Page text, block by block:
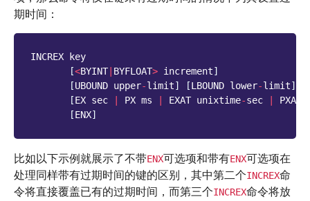
期时间：
INCREX
key
[<BYINT| BYFLOAT> increment]
[UBOUND upper-limit] [LBOUND lower-limit]
[EX sec PX ms EXAT unixtime-sec PXAT
[ENX]
比如以下示例就展示了不带ENX可选项和带有ENX可选项在
处理同样带有过期时间的键的区别，其中第二个INCREX命
令将直接覆盖已有的过期时间，而第三个INCREX命令将放